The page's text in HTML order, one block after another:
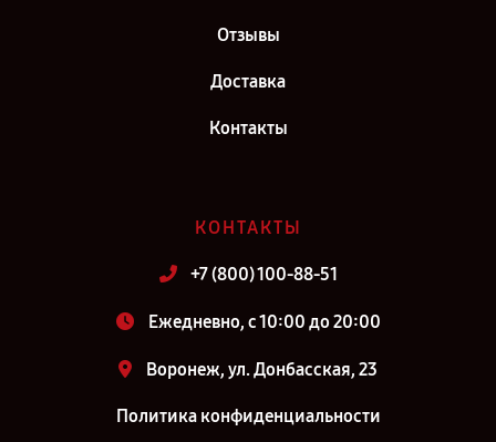
Отзывы
Доставка
Контакты
КОНТАКТЫ
+7 (800) 100-88-51
Ежедневно, с 10:00 до 20:00
Воронеж, ул. Донбасская, 23
Политика конфиденциальности